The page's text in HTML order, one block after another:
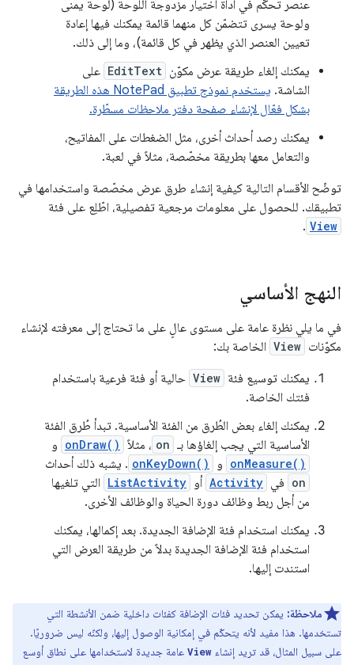
عنصر تحكّم في أداة اختيار مزدوجة اللوحة (لوحة يمنى
ولوحة يسرى تتضمّن كل منهما قائمة يمكنك فيها إعادة
تعيين العنصر الذي يظهر في كل قائمة)، وما إلى ذلك.
يمكنك إلغاء طريقة عرض مكوّن EditText على
الشاشة.
يستخدم نموذج تطبيق NotePad هذه الطريقة
بشكل فعّال لإنشاء صفحة دفتر ملاحظات مسطّرة.
يمكنك رصد أحداث أخرى، مثل الضغطات على المفاتيح،
والتعامل معها بطريقة مخصّصة، مثلاً في لعبة.
توضّح الأقسام التالية كيفية إنشاء طرق عرض مخصّصة واستخدامها في
تطبيقك. للحصول على معلومات مرجعية تفصيلية، اطّلِع على فئة
View
.
النهج الأساسي
في ما يلي نظرة عامة على مستوى عالٍ على ما تحتاج إلى معرفته لإنشاء
مكوّنات View الخاصة بك:
يمكنك توسيع فئة View حالية أو فئة فرعية باستخدام
فئتك الخاصة.
يمكنك إلغاء بعض الطُرق من الفئة الأساسية. تبدأ طُرق الفئة
الأساسية التي يجب إلغاؤها بـ on ، مثلاً onDraw() و
onMeasure() و onKeyDown() . يشبه ذلك أحداث
on في Activity أو ListActivity التي تلغيها
من أجل ربط وظائف دورة الحياة والوظائف الأخرى.
يمكنك استخدام فئة الإضافة الجديدة. بعد إكمالها، يمكنك
استخدام فئة الإضافة الجديدة بدلاً من طريقة العرض التي
استندت إليها.
ملاحظة: يمكن تحديد فئات الإضافة كفئات داخلية ضمن الأنشطة التي
تستخدمها. هذا مفيد لأنه يتحكّم في إمكانية الوصول إليها، ولكنّه ليس ضروريًا.
على سبيل المثال، قد تريد إنشاء View عامة جديدة لاستخدامها على نطاق أوسع